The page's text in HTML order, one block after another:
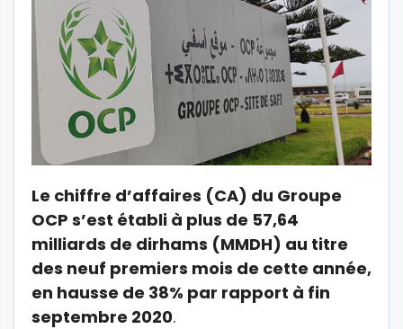
Le chiffre d’affaires (CA) du Groupe
OCP s’est établi à plus de 57,64
milliards de dirhams (MMDH) au titre
des neuf premiers mois de cette année,
en hausse de 38% par rapport à fin
septembre 2020.